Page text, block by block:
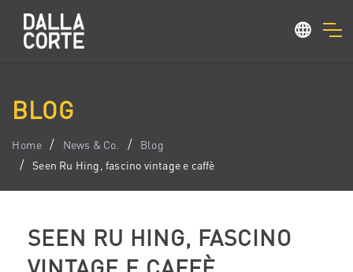
BLOG
Home News & Co.
Blog
Seen Ru Hing, fascino vintage e caffè
SEEN RU HING, FASCINO